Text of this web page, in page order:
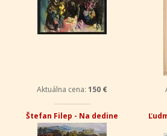
Aktuálna cena: 150 €
Štefan Filep - Na dedine